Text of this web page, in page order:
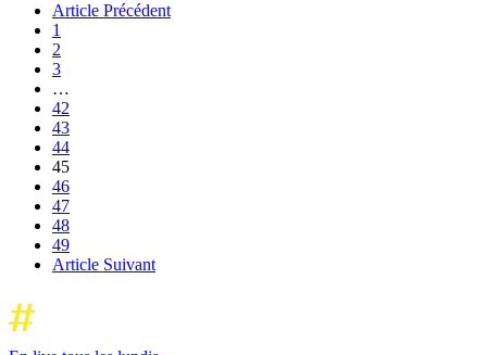
Article Précédent
1
2
3
…
42
43
44
45
46
47
48
49
Article Suivant